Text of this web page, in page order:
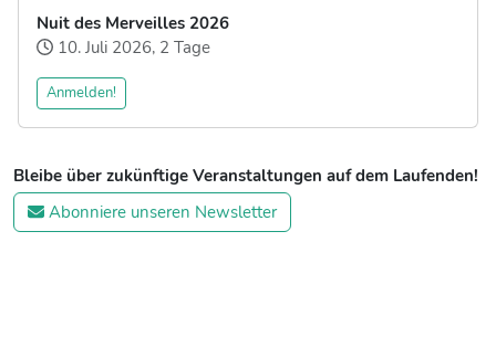
Nuit des Merveilles 2026
10. Juli 2026, 2 Tage
Anmelden!
Bleibe über zukünftige Veranstaltungen auf dem Laufenden!
Abonniere unseren Newsletter